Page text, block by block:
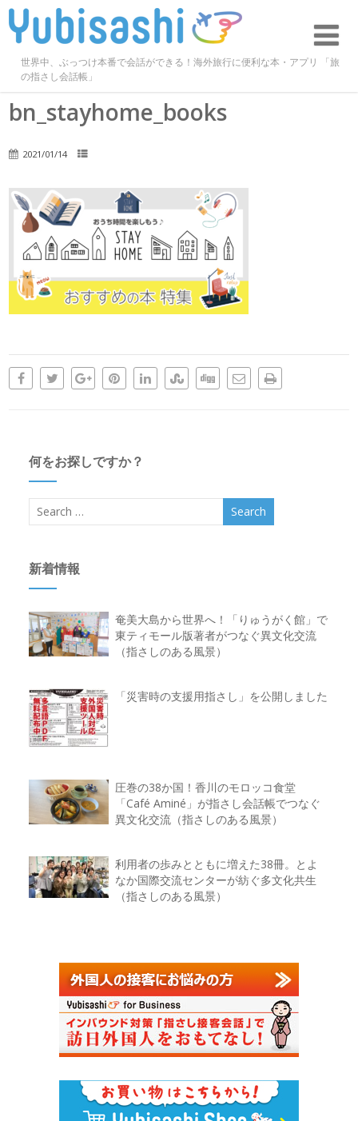
世界中、ぶっつけ本番で会話ができる！海外旅行に便利な本・アプリ 「旅
の指さし会話帳」
bn_stayhome_books
2021/01/14
何をお探しですか？
新着情報
奄美大島から世界へ！「りゅうがく館」で
東ティモール版著者がつなぐ異文化交流
（指さしのある風景）
「災害時の支援用指さし」を公開しました
圧巻の38か国！香川のモロッコ食堂
「Café Aminé」が指さし会話帳でつなぐ
異文化交流（指さしのある風景）
利用者の歩みとともに増えた38冊。とよ
なか国際交流センターが紡ぐ多文化共生
（指さしのある風景）